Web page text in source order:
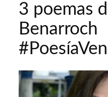
3 poemas
Benarroch